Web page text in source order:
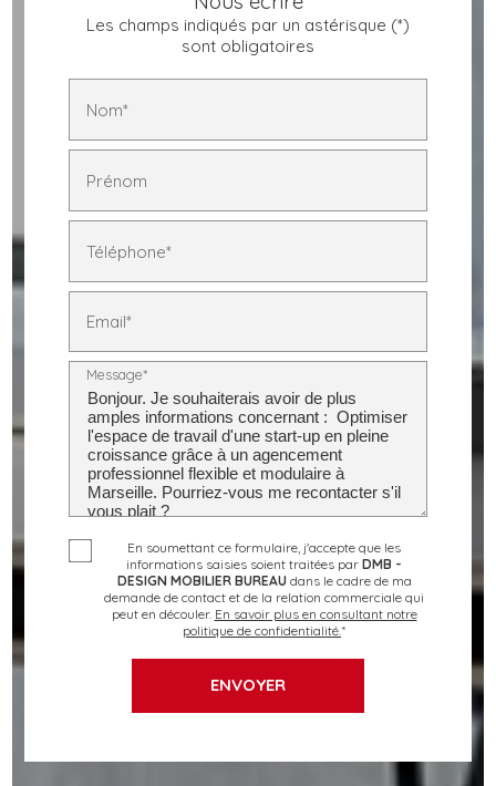
Les champs indiqués par un astérisque (*)
sont obligatoires
Nom*
Prénom
Téléphone*
Email*
Message*
En soumettant ce formulaire, j'accepte que les
informations saisies soient traitées par DMB -
DESIGN MOBILIER BUREAUdans le cadre de ma
demande de contact et de la relation commerciale qui
peut en découler. En savoir plus en consultant notre
politique de confidentialité.*